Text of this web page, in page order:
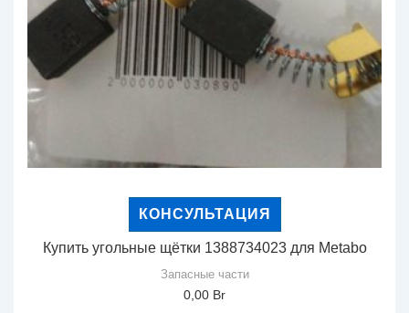
КОНСУЛЬТАЦИЯ
Купить угольные щётки 1388734023 для Metabo
Запасные части
0,00 Br